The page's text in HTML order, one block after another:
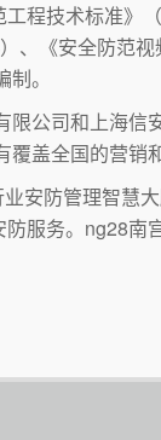
程技术标准》
《安全防范
。
司和上海信
盖全国的营销
防管理智慧大
服务。ng28